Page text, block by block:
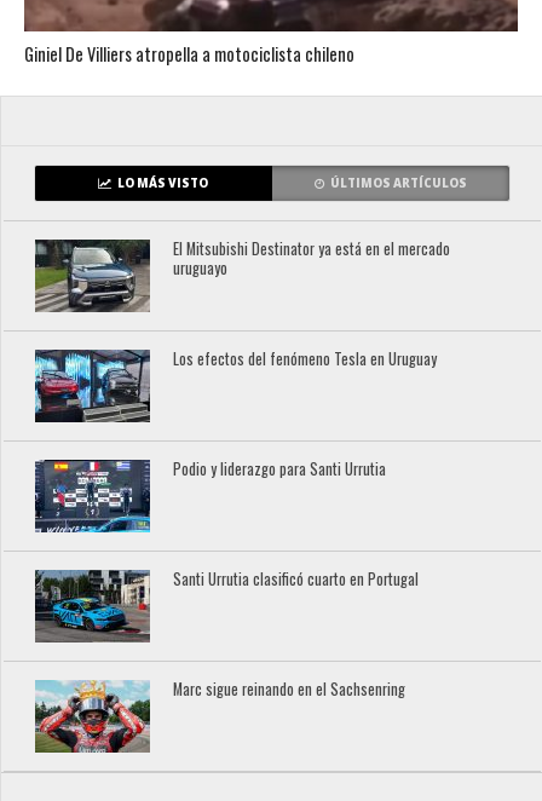
Giniel De Villiers atropella a motociclista chileno
LO MÁS VISTO ÚLTIMOS ARTÍCULOS
El Mitsubishi Destinator ya está en el mercado
uruguayo
Los efectos del fenómeno Tesla en Uruguay
Podio y liderazgo para Santi Urrutia
Santi Urrutia clasificó cuarto en Portugal
Marc sigue reinando en el Sachsenring